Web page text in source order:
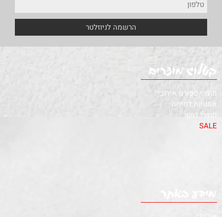
מוצרי ספורט אירובי
אמנויות לחימה
מוצרי כושר
SALE